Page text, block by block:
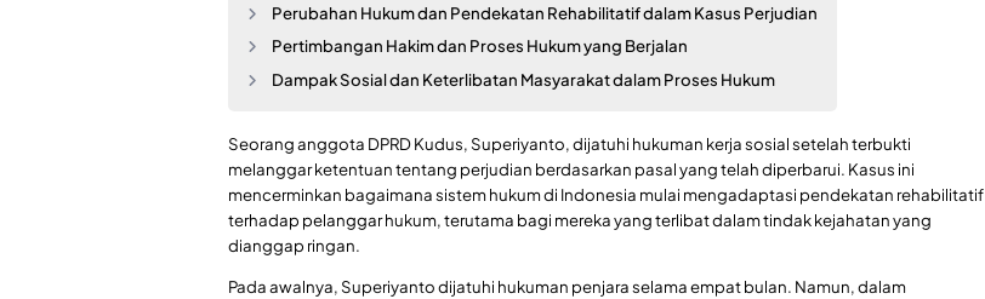
Perubahan Hukum dan Pendekatan Rehabilitatif dalam Kasus Perjudian
Pertimbangan Hakim dan Proses Hukum yang Berjalan
Dampak Sosial dan Keterlibatan Masyarakat dalam Proses Hukum
Seorang anggota DPRD Kudus, Superiyanto, dijatuhi hukuman kerja sosial setelah terbukti
melanggar ketentuan tentang perjudian berdasarkan pasal yang telah diperbarui. Kasus ini
mencerminkan bagaimana sistem hukum di Indonesia mulai mengadaptasi pendekatan rehabilitatif
terhadap pelanggar hukum, terutama bagi mereka yang terlibat dalam tindak kejahatan yang
dianggap ringan.
Pada awalnya, Superiyanto dijatuhi hukuman penjara selama empat bulan. Namun, dalam